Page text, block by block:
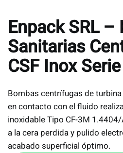
Enpack SRL –
Sanitarias
CSF Inox
Bombas centrífugas de
en contacto con el fluido
inoxidable Tipo CF-3M
a la cera perdida y pulido
acabado superficial óptimo.